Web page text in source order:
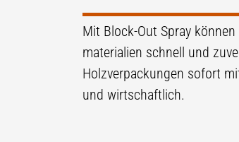
Mit Block-Out Spray
materialien schnell und
Holzverpackungen sofort
und wirtschaftlich.